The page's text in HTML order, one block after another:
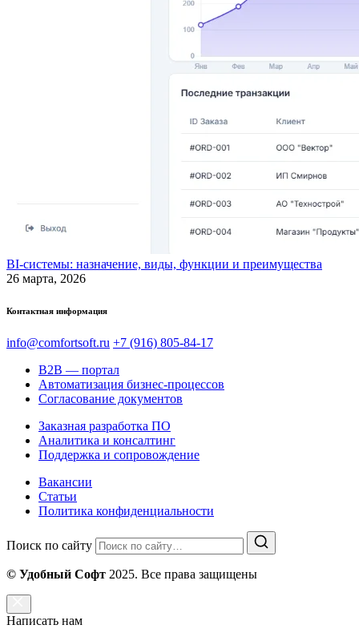
BI-системы: назначение, виды, функции и преимущества
26 марта, 2026
Контактная информация
info@comfortsoft.ru +7 (916) 805-84-17
B2B — портал
Автоматизация бизнес-процессов
Согласование документов
Заказная разработка ПО
Аналитика и консалтинг
Поддержка и сопровождение
Вакансии
Статьи
Политика конфиденциальности
Поиск по сайту
© Удобный Софт 2025. Все права защищены
Написать нам